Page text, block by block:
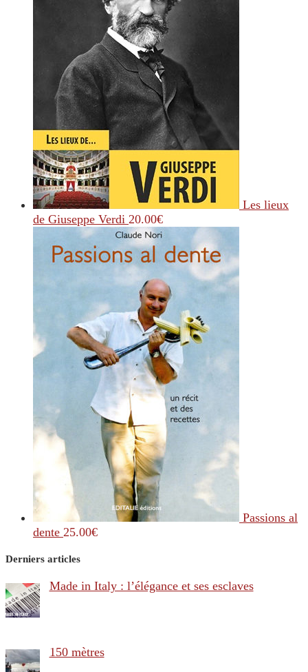
Les lieux
de Giuseppe Verdi 20.00€
Passions al
dente 25.00€
Derniers articles
Made in Italy : l’élégance et ses esclaves
150 mètres